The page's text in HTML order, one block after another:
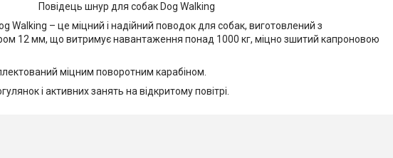
Повідець шнур для собак Dog Walking
Walking – це міцний і надійний поводок для собак, виготовлений з
12 мм, що витримує навантаження понад 1000 кг, міцно зшитий капроновою
міцним поворотним карабіном.
і активних занять на відкритому повітрі.